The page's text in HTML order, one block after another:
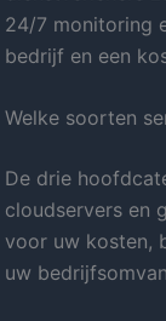
24/7 monitoring
bedrijf en een
Welke soorten
De drie
cloudservers en
voor uw kosten,
uw